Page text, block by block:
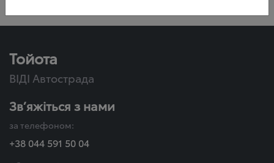
Тойота
ВІДІ Автострада
Зв’яжіться з нами
за телефоном:
+38 044 591 50 04